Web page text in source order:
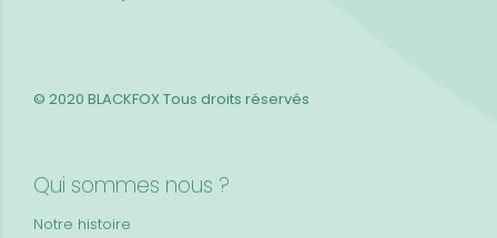
Qui sommes nous ?
Notre histoire
© 2020 BLACKFOXTous droits réservés